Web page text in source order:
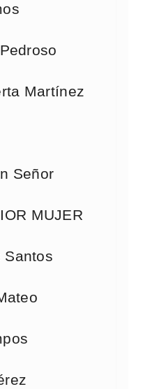
Martínez
Señor
MUJER
Santos